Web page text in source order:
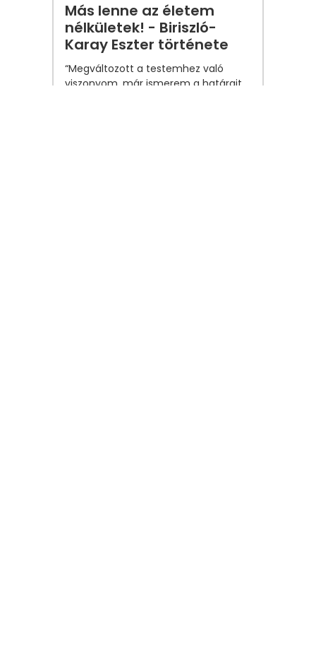
Más lenne az életem
nélkületek! - Biriszló-
Karay Eszter története
“Megváltozott a testemhez való
viszonyom, már ismerem a határait,